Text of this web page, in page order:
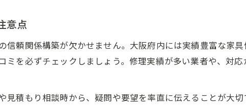
意点
信頼関係構築が欠かせません。大阪府内には実績豊富な家
ミを必ずチェックしましょう。修理実績が多い業者や、対
積もり相談時から、疑問や要望を率直に伝えることが大